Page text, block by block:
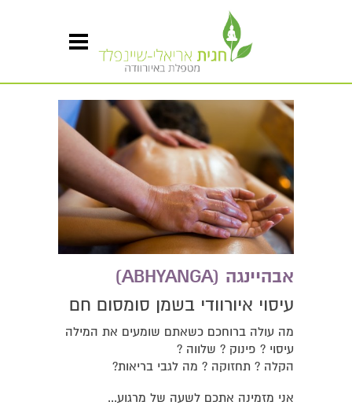
אבהיינגה (ABHYANGA)
עיסוי איורוודי בשמן סומסום חם
מה עולה ברוחכם כשאתם שומעים את המילה
עיסוי ? פינוק ? שלווה ?
הקלה ? תחזוקה ? מה לגבי בריאות?
אני מזמינה אתכם לשעה של מרגוע...